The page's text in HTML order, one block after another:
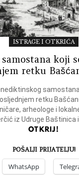
ISTRAGE I OTKRIĆA
koji
retku
retku
arheologe i
iz Udruge Baštinica
OTKRIJ!
POŠALJI PRIJATELJU!
WhatsApp